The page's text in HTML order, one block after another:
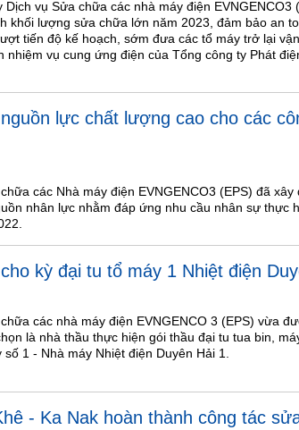
Dịch vụ Sửa chữa các nhà máy điện EVNGENCO3
khối lượng sửa chữa lớn năm 2023, đảm bảo an
tiến độ kế hoạch, sớm đưa các tổ máy trở lại
nhiệm vụ cung ứng điện của Tổng công ty Phát
lực chất lượng cao cho các
các Nhà máy điện EVNGENCO3 (EPS) đã
nhân lực nhằm đáp ứng nhu cầu nhân sự thực
kỳ đại tu tổ máy 1 Nhiệt điện
các nhà máy điện EVNGENCO 3 (EPS) vừa
là nhà thầu thực hiện gói thầu đại tu tua bin,
1 - Nhà máy Nhiệt điện Duyên Hải 1.
- Ka Nak hoàn thành công tác